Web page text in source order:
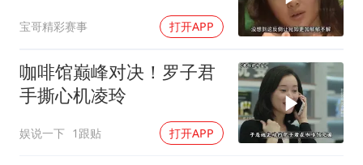
宝哥精彩赛事 打开APP
咖啡馆巅峰对决！罗子君
手撕心机凌玲
娱说一下 1跟贴 打开APP